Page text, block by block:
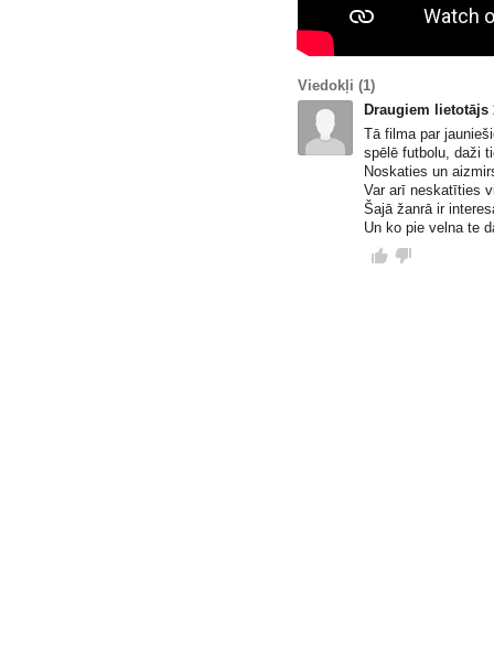
Viedokļi (1)
Draugiem lietotājs
Tā filma par
spēlē futbolu, daži
Noskaties un
Var arī neskatīties
Šajā žanrā ir
Un ko pie velna te